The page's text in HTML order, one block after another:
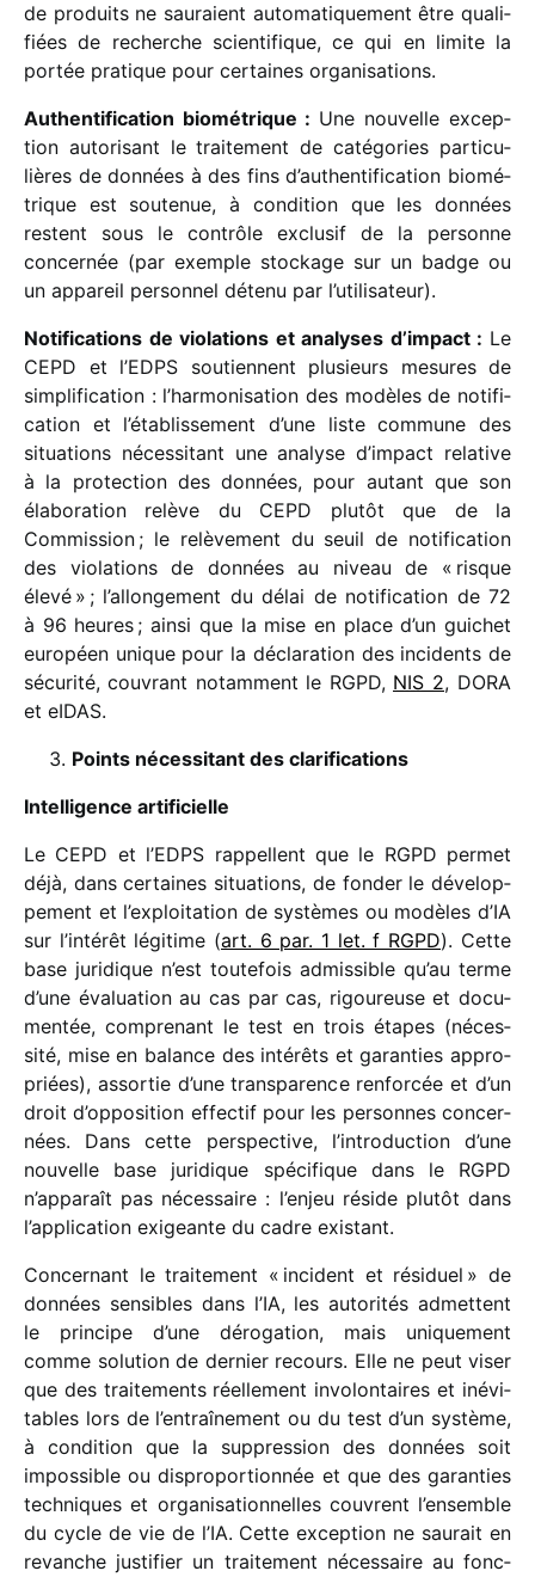
de produits ne sauraient auto­ma­ti­que­ment être quali­
fiées de recherche scien­ti­fique, ce qui en limite la
portée pratique pour certaines organisations.
Authentification biomé­trique : Une nouvelle excep­
tion auto­ri­sant le trai­te­ment de caté­go­ries parti­cu­
lières de données à des fins d’authentification biomé­
trique est soute­nue, à condi­tion que les données
restent sous le contrôle exclu­sif de la personne
concer­née (par exemple stockage sur un badge ou
un appa­reil person­nel détenu par l’utilisateur).
Notifications de viola­tions et analyses d’impact : Le
CEPD et l’EDPS soutiennent plusieurs mesures de
simpli­fi­ca­tion : l’harmonisation des modèles de noti­fi­
ca­tion et l’établissement d’une liste commune des
situa­tions néces­si­tant une analyse d’impact rela­tive
à la protec­tion des données, pour autant que son
élabo­ra­tion relève du CEPD plutôt que de la
Commission ; le relè­ve­ment du seuil de noti­fi­ca­tion
des viola­tions de données au niveau de « risque
élevé » ; l’allongement du délai de noti­fi­ca­tion de 72
à 96 heures ; ainsi que la mise en place d’un guichet
euro­péen unique pour la décla­ra­tion des inci­dents de
sécu­rité, couvrant notam­ment le RGPD, NIS 2, DORA
et eIDAS.
Points néces­si­tant des clarifications
Intelligence arti­fi­cielle
Le CEPD et l’EDPS rappellent que le RGPD permet
déjà, dans certaines situa­tions, de fonder le déve­lop­
pe­ment et l’exploitation de systèmes ou modèles d’IA
sur l’intérêt légi­time (art. 6 par. 1 let. f RGPD). Cette
base juri­dique n’est toute­fois admis­sible qu’au terme
d’une évalua­tion au cas par cas, rigou­reuse et docu­
men­tée, compre­nant le test en trois étapes (néces­
sité, mise en balance des inté­rêts et garan­ties appro­
priées), assor­tie d’une trans­pa­rence renfor­cée et d’un
droit d’opposition effec­tif pour les personnes concer­
nées. Dans cette pers­pec­tive, l’introduction d’une
nouvelle base juri­dique spéci­fique dans le RGPD
n’apparaît pas néces­saire : l’enjeu réside plutôt dans
l’application exigeante du cadre existant.
Concernant le trai­te­ment « inci­dent et rési­duel » de
données sensibles dans l’IA, les auto­ri­tés admettent
le prin­cipe d’une déro­ga­tion, mais unique­ment
comme solu­tion de dernier recours. Elle ne peut viser
que des trai­te­ments réel­le­ment invo­lon­taires et inévi­
tables lors de l’entraînement ou du test d’un système,
à condi­tion que la suppres­sion des données soit
impos­sible ou dispro­por­tion­née et que des garan­ties
tech­niques et orga­ni­sa­tion­nelles couvrent l’ensemble
du cycle de vie de l’IA. Cette excep­tion ne saurait en
revanche justi­fier un trai­te­ment néces­saire au fonc­